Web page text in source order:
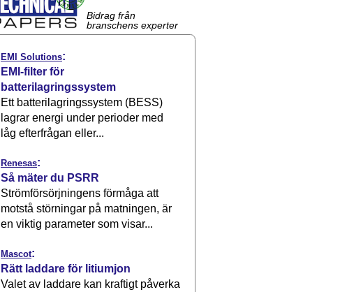
Bidrag från
branschens experter
EMI Solutions:
EMI-filter för
batterilagringssystem
Ett batterilagringssystem (BESS)
lagrar energi under perioder med
låg efterfrågan eller...
Renesas:
Så mäter du PSRR
Strömförsörjningens förmåga att
motstå störningar på matningen, är
en viktig parameter som visar...
Mascot:
Rätt laddare för litiumjon
Valet av laddare kan kraftigt påverka